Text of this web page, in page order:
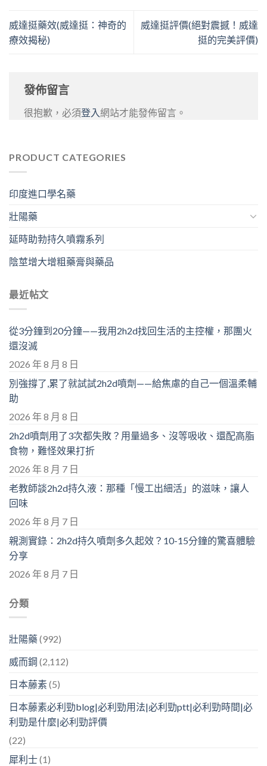
威達挺藥效(威達挺：神奇的
療效揭秘)
威達挺評價(絕對震撼！威達
挺的完美評價)
發佈留言
很抱歉，必須登入 網站才能發佈留言。
PRODUCT CATEGORIES
印度進口學名藥
壯陽藥
延時助勃持久噴霧系列
陰莖增大增粗藥膏與藥品
最近帖文
從3分鐘到20分鐘——我用2h2d找回生活的主控權，那團火
還沒滅
2026 年 8 月 8 日
別強撐了,累了就試試2h2d噴劑——給焦慮的自己一個溫柔輔
助
2026 年 8 月 8 日
2h2d噴劑用了3次都失敗？用量過多、沒等吸收、還配高脂
食物，難怪效果打折
2026 年 8 月 7 日
老教師談2h2d持久液：那種「慢工出細活」的滋味，讓人
回味
2026 年 8 月 7 日
親測實錄：2h2d持久噴劑多久起效？10-15分鐘的驚喜體驗
分享
2026 年 8 月 7 日
分類
壯陽藥(992)
威而鋼 (2,112)
日本藤素(5)
日本藤素必利勁blog|必利勁用法|必利勁ptt|必利勁時間|必
利勁是什麼|必利勁評價
(22)
犀利士(1)